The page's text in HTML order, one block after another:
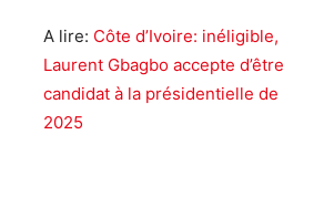
A lire: Côte d’Ivoire: inéligible,
Laurent Gbagbo accepte d’être
candidat à la présidentielle de
2025